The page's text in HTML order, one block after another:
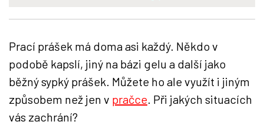
Prací prášek má doma asi každý. Někdo v
podobě kapslí, jiný na bázi gelu a další jako
běžný sypký prášek. Můžete ho ale využít i jiným
způsobem než jen v pračce. Při jakých situacích
vás zachrání?